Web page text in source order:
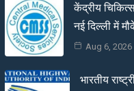
केंद्रीय
नई दिल्ली में
Aug 6, 2026
भारतीय